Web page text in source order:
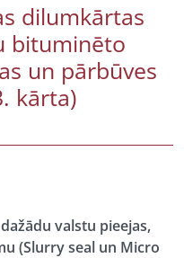
dilumkārtas
bituminēto
un pārbūves
kārta)
valstu pieejas,
(Slurry seal un Micro